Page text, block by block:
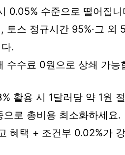
0.05% 수준으로 떨어집니
토스 정규시간 95%·그 외
.
수수료 0원으로 상쇄 가능
활용 시 1달러당 약 1원
로 총비용 최소화하세요.
혜택 + 조건부 0.02%가